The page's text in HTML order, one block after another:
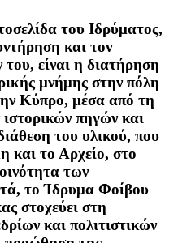
του Ιδρύματος,
και τον
είναι η διατήρηση
μνήμης στην πόλη
Κύπρο, μέσα από τη
πηγών και
του υλικού, που
και το Αρχείο, στο
των
το Ίδρυμα Φοίβου
στοχεύει στη
και πολιτιστικών